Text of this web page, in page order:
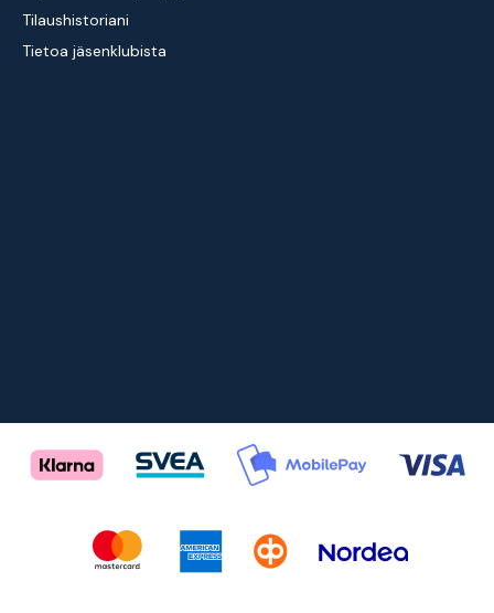
Tilaushistoriani
Tietoa jäsenklubista